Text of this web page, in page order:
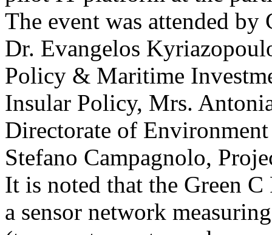
The event was attended
Dr. Evangelos
Policy & Maritime
Insular Policy, Mrs.
Directorate οf
Stefano Campagnolo,
It is noted that the Green
a sensor network